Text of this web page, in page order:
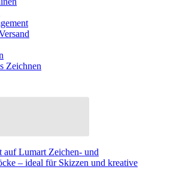
Zeichnen
auf Lumart Zeichen- und
– ideal für Skizzen und kreative